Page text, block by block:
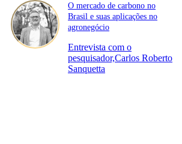
O mercado de carbono no
Brasil e suas aplicações no
agronegócio
Entrevista com o
pesquisador,Carlos Roberto
Sanquetta